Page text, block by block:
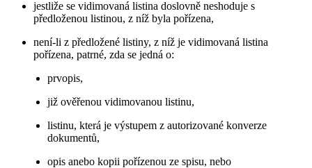
jestliže se vidimovaná listina doslovně neshoduje s
předloženou listinou, z níž byla pořízena,
není-li z předložené listiny, z níž je vidimovaná listina
pořízena, patrné, zda se jedná o:
prvopis,
již ověřenou vidimovanou listinu,
listinu, která je výstupem z autorizované konverze
dokumentů,
opis anebo kopii pořízenou ze spisu, nebo